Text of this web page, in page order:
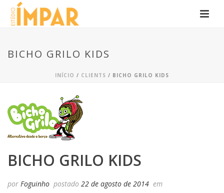
BICHO GRILO KIDS
INÍCIO / CLIENTS / BICHO GRILO KIDS
BICHO GRILO KIDS
por Foguinho postado 22 de agosto de 2014 em